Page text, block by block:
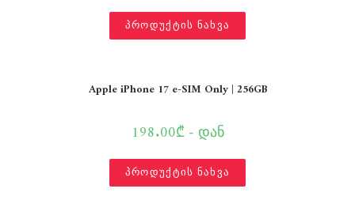
პროდუქტის ნახვა
Apple iPhone 17 e-SIM Only | 256GB
198.00₾ - დან
პროდუქტის ნახვა